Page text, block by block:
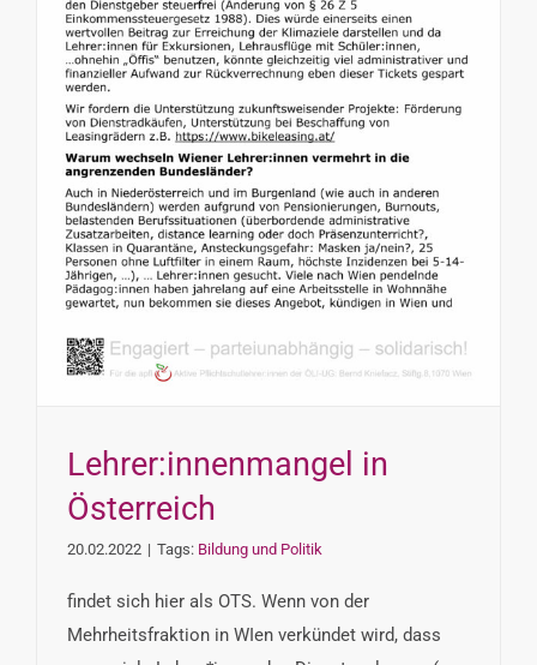
Lehrer:innenmangel in
Österreich
20.02.2022 | Tags: Bildung und Politik
findet sich hier als OTS. Wenn von der
Mehrheitsfraktion in WIen verkündet wird, dass